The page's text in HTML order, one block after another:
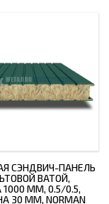
СЭНДВИЧ-ПАНЕЛЬ
ВАТОЙ,
ММ, 0.5/0.5,
30 ММ, NORMAN